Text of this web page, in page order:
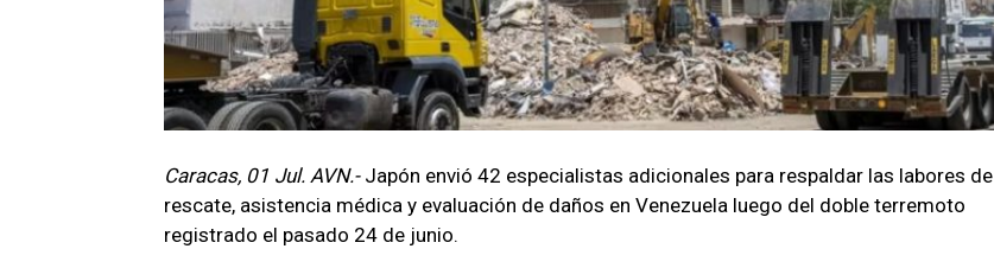
Caracas, 01 Jul. AVN.-Japón envió 42 especialistas adicionales para respaldar las labores de
rescate, asistencia médica y evaluación de daños en Venezuela luego del doble terremoto
registrado el pasado 24 de junio.